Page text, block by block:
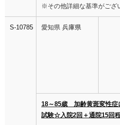
※その他詳細な基準がござ
S-10785 愛知県 兵庫県
18～85歳 加齢黄斑変性症
試験☆入院2回＋通院15回